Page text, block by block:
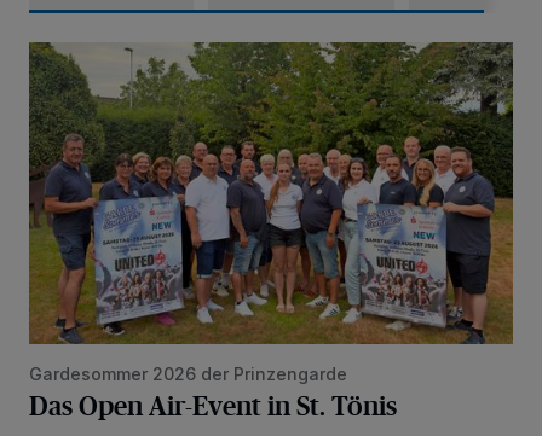
Das Open Air-Event in St. Tönis
Gardesommer 2026 der Prinzengarde
Das Open Air-Event in St. Tönis